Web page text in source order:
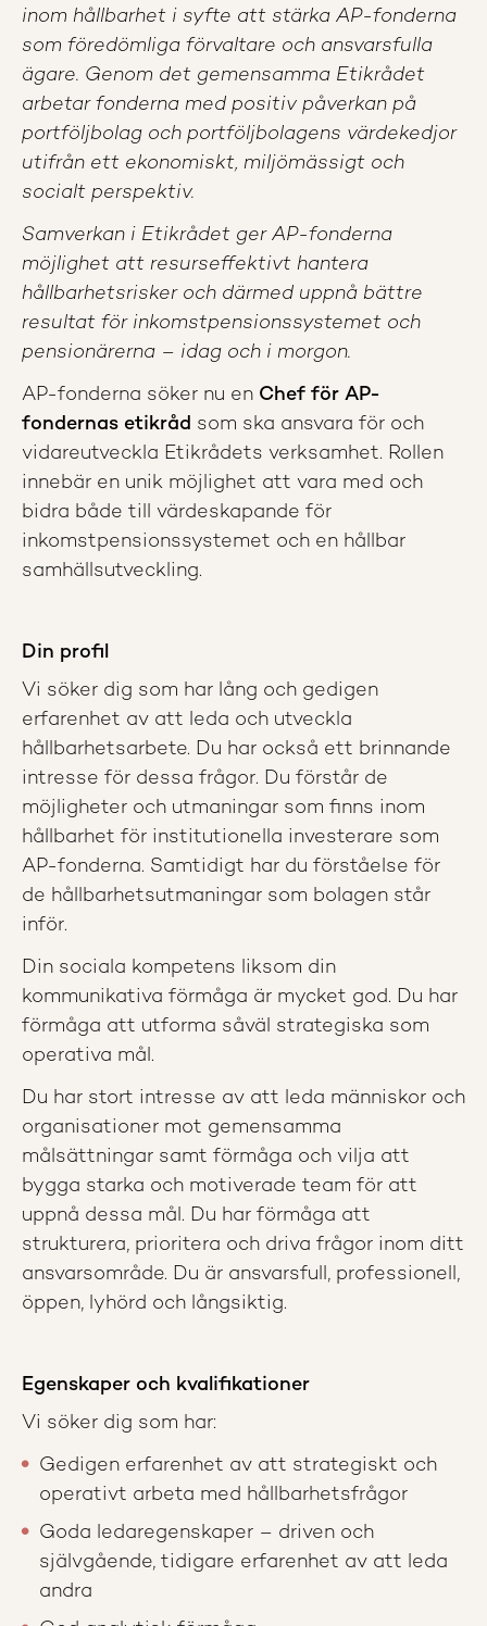
inom hållbarhet i syfte att stärka AP-fonderna
som föredömliga förvaltare och ansvarsfulla
ägare. Genom det gemensamma Etikrådet
arbetar fonderna med positiv påverkan på
portföljbolag och portföljbolagens värdekedjor
utifrån ett ekonomiskt, miljömässigt och
socialt perspektiv.
Samverkan i Etikrådet ger AP-fonderna
möjlighet att resurseffektivt hantera
hållbarhetsrisker och därmed uppnå bättre
resultat för inkomstpensionssystemet och
pensionärerna – idag och i morgon.
AP-fonderna söker nu en Chef för AP-
fondernas etikråd som ska ansvara för och
vidareutveckla Etikrådets verksamhet. Rollen
innebär en unik möjlighet att vara med och
bidra både till värdeskapande för
inkomstpensionssystemet och en hållbar
samhällsutveckling.
Din profil
Vi söker dig som har lång och gedigen
erfarenhet av att leda och utveckla
hållbarhetsarbete. Du har också ett brinnande
intresse för dessa frågor. Du förstår de
möjligheter och utmaningar som finns inom
hållbarhet för institutionella investerare som
AP-fonderna. Samtidigt har du förståelse för
de hållbarhetsutmaningar som bolagen står
inför.
Din sociala kompetens liksom din
kommunikativa förmåga är mycket god. Du har
förmåga att utforma såväl strategiska som
operativa mål.
Du har stort intresse av att leda människor och
organisationer mot gemensamma
målsättningar samt förmåga och vilja att
bygga starka och motiverade team för att
uppnå dessa mål. Du har förmåga att
strukturera, prioritera och driva frågor inom ditt
ansvarsområde. Du är ansvarsfull, professionell,
öppen, lyhörd och långsiktig.
Egenskaper och kvalifikationer
Vi söker dig som har:
Gedigen erfarenhet av att strategiskt och
operativt arbeta med hållbarhetsfrågor
Goda ledaregenskaper – driven och
självgående, tidigare erfarenhet av att leda
andra